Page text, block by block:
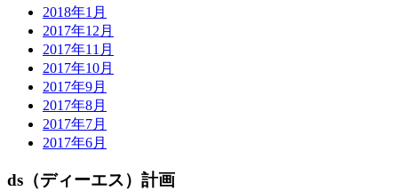
2018年1月
2017年12月
2017年11月
2017年10月
2017年9月
2017年8月
2017年7月
2017年6月
ds（ディーエス）計画